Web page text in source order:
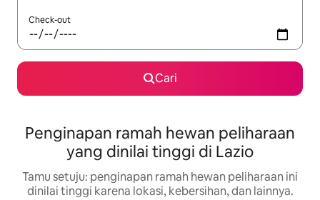
Check-out
Cari
Penginapan ramah hewan peliharaan
yang dinilai tinggi di Lazio
Tamu setuju: penginapan ramah hewan peliharaan ini
dinilai tinggi karena lokasi, kebersihan, dan lainnya.